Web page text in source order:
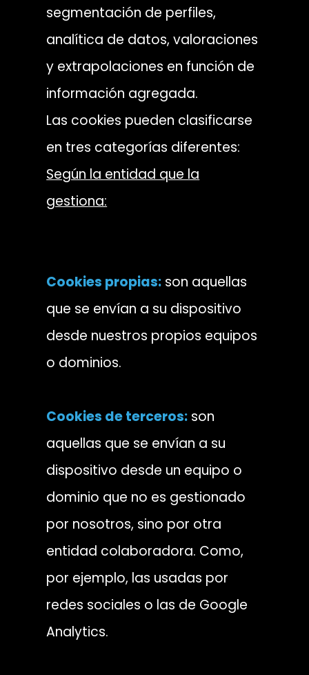
segmentación de perfiles,
analítica de datos, valoraciones
y extrapolaciones en función de
información agregada.
Las cookies pueden clasificarse
en tres categorías diferentes:
Según la entidad que la
gestiona:
Cookies propias: son aquellas
que se envían a su dispositivo
desde nuestros propios equipos
o dominios.
Cookies de terceros: son
aquellas que se envían a su
dispositivo desde un equipo o
dominio que no es gestionado
por nosotros, sino por otra
entidad colaboradora. Como,
por ejemplo, las usadas por
redes sociales o las de Google
Analytics.